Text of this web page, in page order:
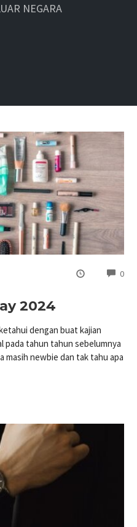
NEGARA
0
2024
dengan buat kajian
pada tahun tahun sebelumnya
masih newbie dan tak tahu apa